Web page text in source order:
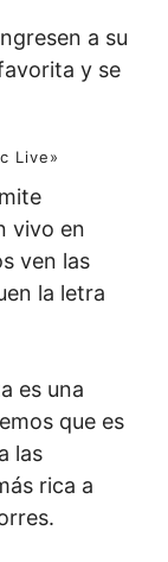
a su
y se
Live»
vivo en
ven las
la letra
es una
que es
las
rica a